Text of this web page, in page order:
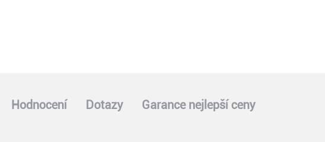
Hodnocení Dotazy Garance nejlepší ceny